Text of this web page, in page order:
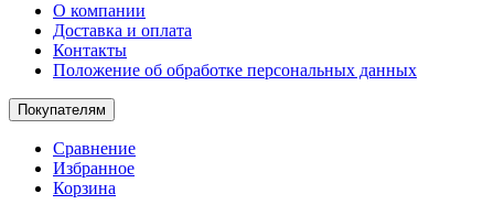
О компании
Доставка и оплата
Контакты
Положение об обработке персональных данных
Покупателям
Сравнение
Избранное
Корзина